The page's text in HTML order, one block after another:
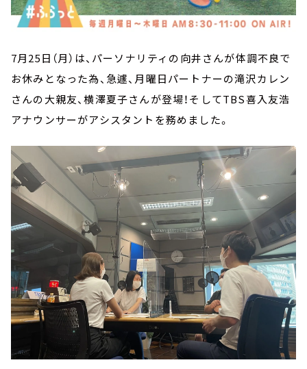
7月25日（月）は、パーソナリティの向井さんが体調不良で
お休みとなった為、急遽、月曜日パートナーの滝沢カレン
さんの大親友、横澤夏子さんが登場！そしてTBS喜入友浩
アナウンサーがアシスタントを務めました。